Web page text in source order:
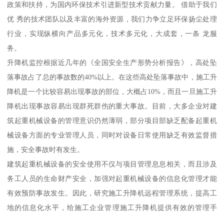
政策和扶持，为国内环保技术引进新型技术贡献力量。 借助于我们
优 秀的技术团队以及丰富的海外资源，我们力争立足环保扬尘处理
行业，实现纵横向产品多元化，技术多元化，大成套，一条 龙服
务。
升降机监控根据近几年的《全国安全生产形势分析报告》，高处坠
落事故占了总的事故数的40%以上。在这些高处坠落事故中，施工升
降机是一个比较容易出现事故的部位，大概占10%，而且一旦施工升
降机出现事故容易出现群死群伤的重大事故。目前，大多企业对建
筑起重机械设备的管理意识仍然薄弱，部分项目部缺乏配备起重机
械设备方面的专业管理人员，同时对设备日常使用缺乏有效监督措
施，安全事故时有发生。
建筑起重机械设备的安全使用不仅与项目管理息息相关，而且涉及
务工人员的生命财产安全，加强对起重机械设备的信息化管理才能
有效预防事故发生。因此，研究施工升降机远程管理系统，提高工
地的信息化水平，给施工企业管理施工升降机提供有效的管理手